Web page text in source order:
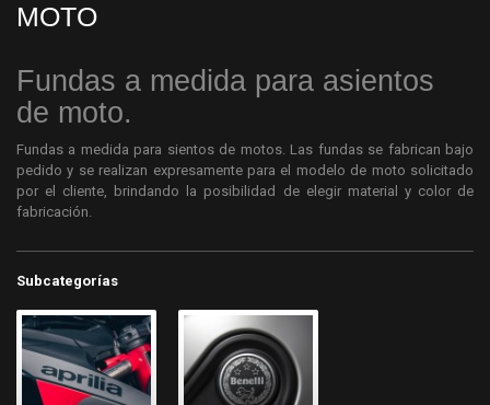
MOTO
Fundas a medida para asientos
de moto.
Fundas a medida para sientos de motos. Las fundas se fabrican bajo
pedido y se realizan expresamente para el modelo de moto solicitado
por el cliente, brindando la posibilidad de elegir material y color de
fabricación.
Subcategorías